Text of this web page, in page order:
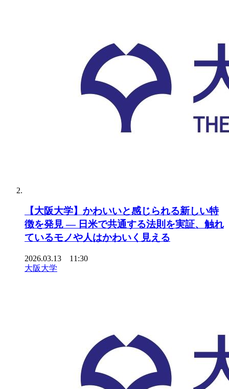
【大阪大学】かわいいと感じられる新しい特
徴を発見 ― 日米で共通する法則を実証、触れ
ているモノや人はかわいく見える
2026.03.13 11:30
大阪大学